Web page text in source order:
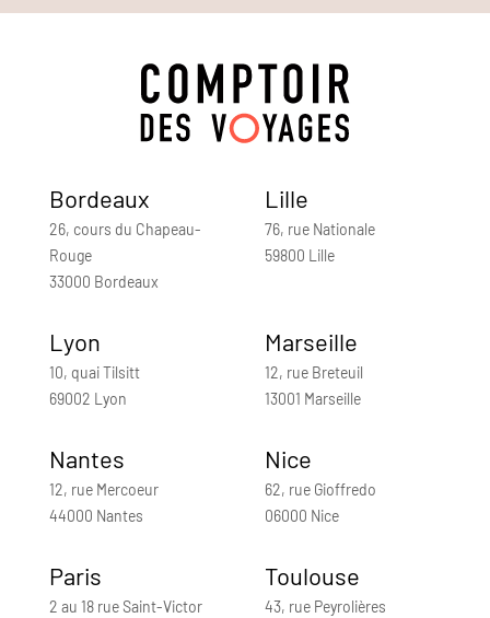
Bordeaux
26, cours du Chapeau-
Rouge
33000 Bordeaux
Lille
76, rue Nationale
59800 Lille
Lyon
10, quai Tilsitt
69002 Lyon
Marseille
12, rue Breteuil
13001 Marseille
Nantes
12, rue Mercoeur
44000 Nantes
Nice
62, rue Gioffredo
06000 Nice
Paris
2 au 18 rue Saint-Victor
Toulouse
43, rue Peyrolières